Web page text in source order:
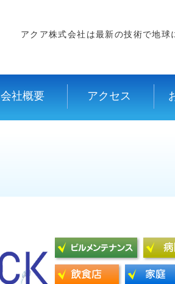
アクア株式会社は最新の技術で地
会社概要 アクセス